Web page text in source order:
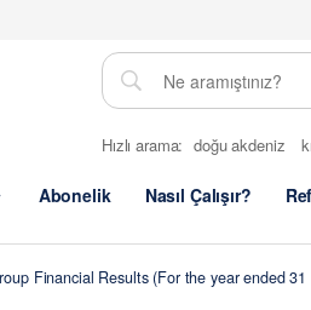
Hızlı arama: doğu akdeniz
Abonelik Nasıl Çalışır?
Financial Results (For the year ended